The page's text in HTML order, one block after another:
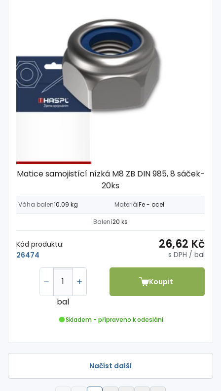
Matice samojistící nízká M8 ZB DIN 985, 8 sáček-
20ks
Váha balení0.09 kg MateriálFe - ocel
Balení20 ks
Kód produktu:
26474
26,62 Kč
s DPH / bal
bal
Koupit
Skladem - připraveno k odeslání
Načíst další